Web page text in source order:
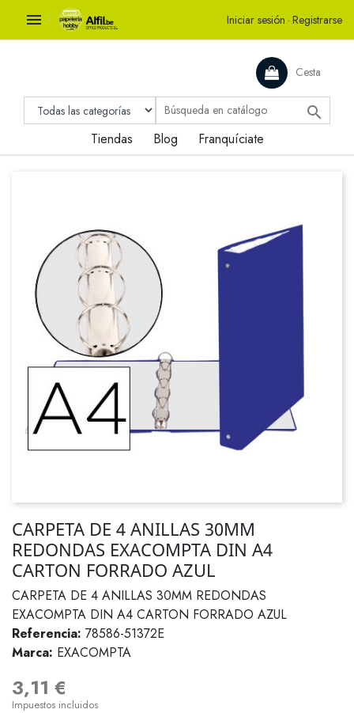
 Iniciar sesión · Registrarse
Cesta

Tiendas Blog Franquíciate
CARPETA DE 4 ANILLAS 30MM
REDONDAS EXACOMPTA DIN A4
CARTON FORRADO AZUL
CARPETA DE 4 ANILLAS 30MM REDONDAS
EXACOMPTA DIN A4 CARTON FORRADO AZUL
Referencia: 78586-51372E
Marca: EXACOMPTA
3,11 €
Impuestos incluidos